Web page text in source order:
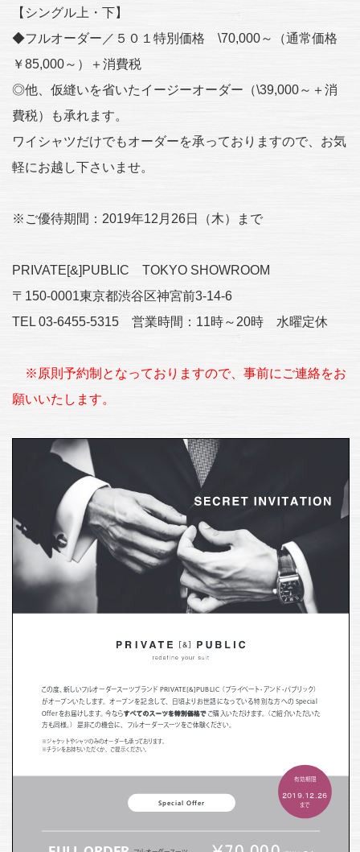
【シングル上・下】
◆フルオーダー／５０１特別価格 \70,000～（通常価格
￥85,000～）＋消費税
◎他、仮縫いを省いたイージーオーダー（\39,000～＋消
費税）も承れます。
ワイシャツだけでもオーダーを承っておりますので、お気
軽にお越し下さいませ。
※ご優待期間：2019年12月26日（木）まで
PRIVATE[&]PUBLIC TOKYO SHOWROOM
〒150-0001東京都渋谷区神宮前3-14-6
TEL 03-6455-5315 営業時間：11時～20時 水曜定休
※原則予約制となっておりますので、事前にご連絡をお
願いいたします。